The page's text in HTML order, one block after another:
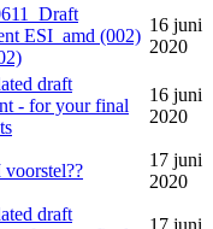
ESI_amd (002)
16 juni
2020
draft
- for your final
16 juni
2020
17 juni
2020
draft